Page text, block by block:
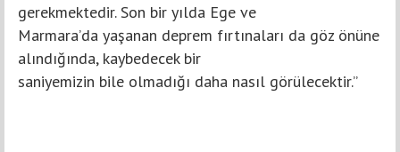
gerekmektedir. Son bir yılda Ege ve
Marmara’da yaşanan deprem fırtınaları da göz önüne
alındığında, kaybedecek bir
saniyemizin bile olmadığı daha nasıl görülecektir.”